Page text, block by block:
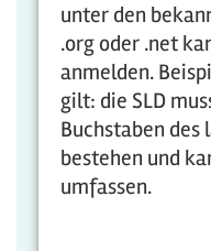
unter den
.org oder .net
anmelden.
gilt: die SLD
Buchstaben
bestehen und
umfassen.